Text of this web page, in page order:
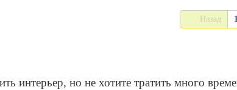
интерьер, но не хотите тратить много
Назад